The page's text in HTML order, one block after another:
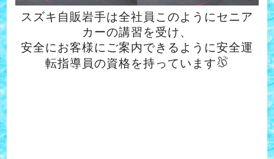
スズキ自販岩手は全社員このようにセニア
カーの講習を受け、
安全にお客様にご案内できるように安全運
転指導員の資格を持っています